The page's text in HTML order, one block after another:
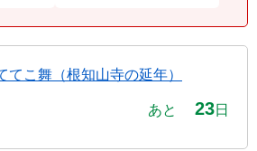
てこ舞（根知山寺の延年）
あと 23日